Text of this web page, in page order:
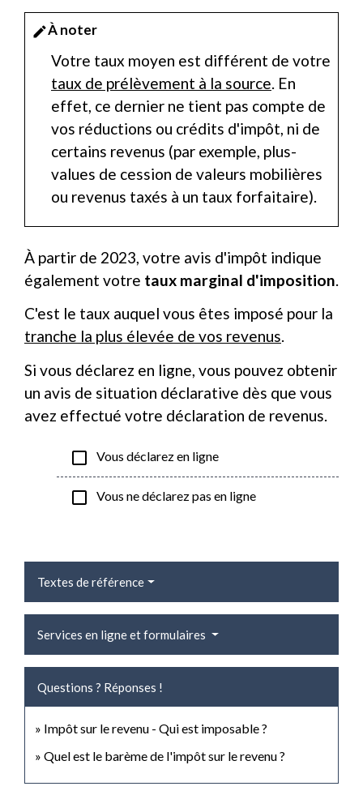
editÀ noter
Votre taux moyen est différent de votre
taux de prélèvement à la source. En
effet, ce dernier ne tient pas compte de
vos réductions ou crédits d'impôt, ni de
certains revenus (par exemple, plus-
values de cession de valeurs mobilières
ou revenus taxés à un taux forfaitaire).
À partir de 2023, votre avis d'impôt indique
également votre taux marginal d'imposition.
C'est le taux auquel vous êtes imposé pour la
tranche la plus élevée de vos revenus.
Si vous déclarez en ligne, vous pouvez obtenir
un avis de situation déclarative dès que vous
avez effectué votre déclaration de revenus.
check_box_outline_blank Vous déclarez en ligne
check_box_outline_blank Vous ne déclarez pas en ligne
Textes de référence
Services en ligne et formulaires
Questions ? Réponses !
Impôt sur le revenu - Qui est imposable ?
Quel est le barème de l'impôt sur le revenu ?